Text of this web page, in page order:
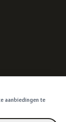
aanbiedingen te